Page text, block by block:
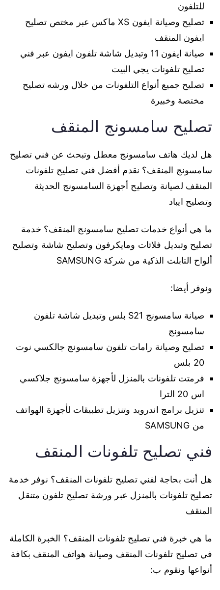
للتلفون
تصليح وصيانة ايفون XS ماكس عبر مختص تصليح
ايفون المنقف
صيانة ايفون 11 وتبديل شاشة تلفون ايفون عبر فني
تصليح تلفونات يجي البيت
تصليح جميع أنواع التلفونات من خلال ورشه تصليح
مختصة وخبيرة
تصليح سامسونج المنقف
هل لديك هاتف سامسونج معطل وتبحث عن فني تصليح
سامسونج المنقف؟ نقدم أفضل فني تصليح تلفونات
المنقف لصيانة وتصليح أجهزة السامسونج الحديثة
وتصليح ايباد
ما هي أنواع خدمات تصليح سامسونج المنقف؟ خدمة
تصليح وتبديل فلاتات ومايكرفون وتصليح شاشة وتصليح
ألواح التابلت الذكية من شركة SAMSUNG
ونوفر أيضا:
صيانة سامسونج S21 بلس وتبديل شاشة تلفون
سامسونج
تصليح وصيانة رامات تلفون سامسونج جالكسي نوت
20 بلس
فرمتت تلفونات بالمنزل لأجهزة سامسونج جلاكسي
اس 20 الترا
تنزيل برامج اندرويد وتنزيل تطبيقات لأجهزة الهواتف
من SAMSUNG
فني تصليح تلفونات المنقف
هل أنت بحاجة لفني تصليح تلفونات المنقف؟ نوفر خدمة
تصليح تلفونات بالمنزل عبر ورشة تصليح تلفون متنقل
المنقف
ما هي خبرة فني تصليح تلفونات المنقف؟ الخبرة الكاملة
في تصليح تلفونات المنقف وصيانة هواتف المنقف بكافة
أنواعها ونقوم ب: